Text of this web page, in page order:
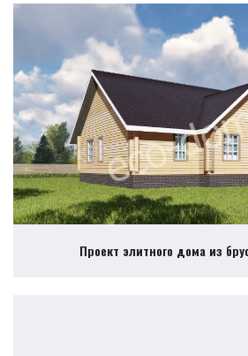
Проект элитного дома из